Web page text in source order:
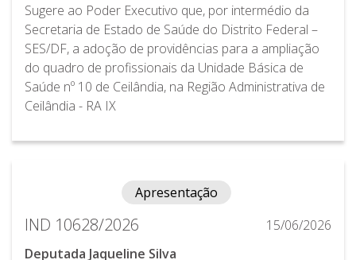
Sugere ao Poder Executivo que, por intermédio da
Secretaria de Estado de Saúde do Distrito Federal –
SES/DF, a adoção de providências para a ampliação
do quadro de profissionais da Unidade Básica de
Saúde nº 10 de Ceilândia, na Região Administrativa de
Ceilândia - RA IX
Apresentação
IND 10628/2026
15/06/2026
Deputada Jaqueline Silva